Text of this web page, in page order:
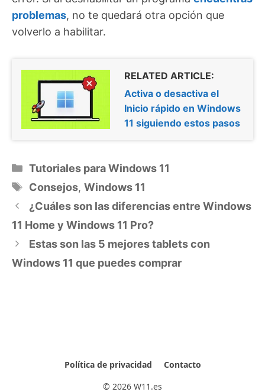
problemas, no te quedará otra opción que
volverlo a habilitar.
RELATED ARTICLE:
Activa o desactiva el
Inicio rápido en Windows
11 siguiendo estos pasos
Categorías
Tutoriales para Windows 11
Etiquetas
Consejos, Windows 11
¿Cuáles son las diferencias entre Windows
11 Home y Windows 11 Pro?
Estas son las 5 mejores tablets con
Windows 11 que puedes comprar
Política de privacidad
Contacto
© 2026 W11.es